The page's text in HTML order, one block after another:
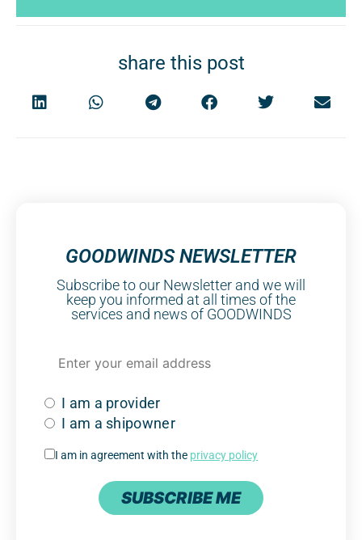
share this post
GOODWINDS NEWSLETTER
Subscribe to our Newsletter and we will
keep you informed at all times of the
services and news of GOODWINDS
I am a provider
I am a shipowner
I am in agreement with the privacy policy
SUBSCRIBE ME